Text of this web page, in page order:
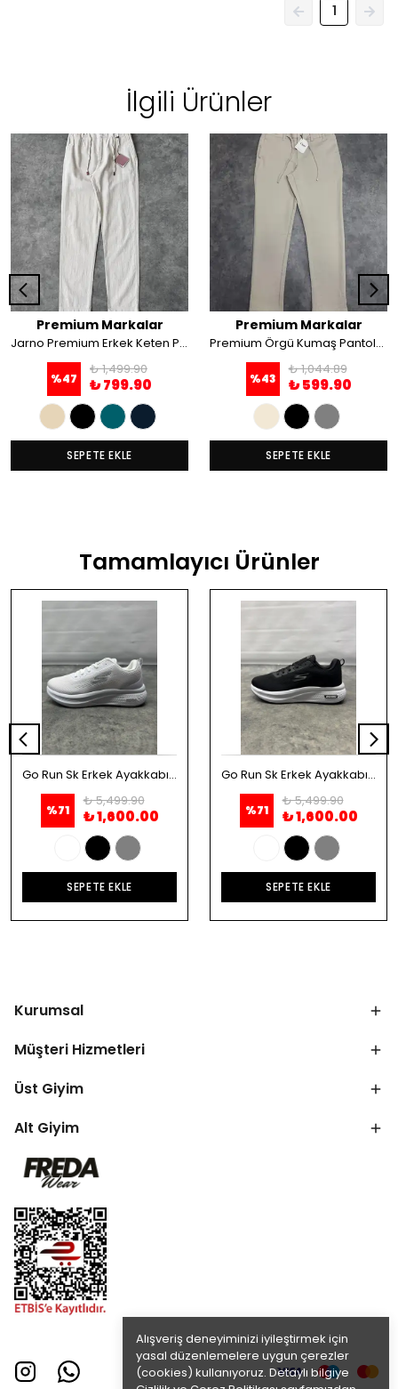
Alışveriş deneyiminizi iyileştirmek için
yasal düzenlemelere uygun çerezler
(cookies) kullanıyoruz. Detaylı bilgiye
1
İlgili Ürünler
Premium Markalar
Jarno Premium Erkek Keten Pantolon
%47
₺ 1,499.90
₺ 799.90
SEPETE EKLE
Premium Markalar
Premium Örgü Kumaş Pantolon
%43
₺ 1,044.89
₺ 599.90
SEPETE EKLE
Tamamlayıcı Ürünler
Go Run Sk Erkek Ayakkabı - Beyaz
%71
₺ 5,499.90
₺ 1,600.00
SEPETE EKLE
Go Run Sk Erkek Ayakkabı - Siyah
%71
₺ 5,499.90
₺ 1,600.00
SEPETE EKLE
Kurumsal
Müşteri Hizmetleri
Üst Giyim
Alt Giyim